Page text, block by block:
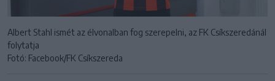
Albert Stahl ismét az élvonalban fog szerepelni, az FK Csíkszeredánál
folytatja
Fotó: Facebook/FK Csíkszereda